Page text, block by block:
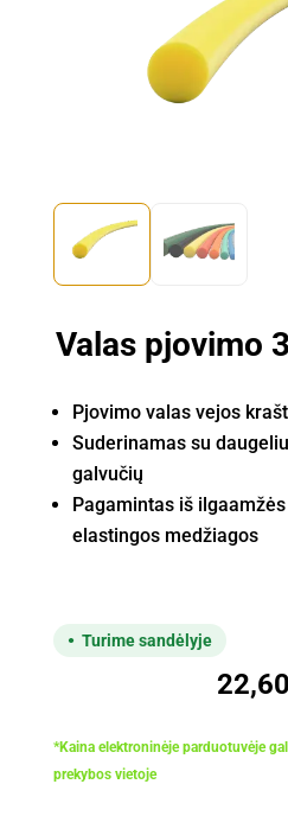
Valas pjovimo
Pjovimo valas vejos
Suderinamas su
galvučių
Pagamintas iš
elastingos medžiagos
Turime sandėlyje
22,60
*Kaina elektroninėje parduotuvėje
prekybos vietoje